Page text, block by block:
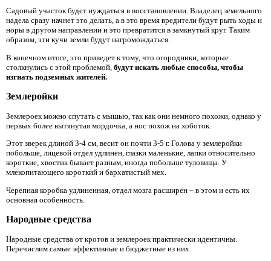
Садовый участок будет нуждаться в восстановлении. Владелец земельного
надела сразу начнет это делать, а в это время вредители будут рыть ходы и
норы в другом направлении и это превратится в замкнутый круг. Таким
образом, эти кучи земли будут нагромождаться.
В конечном итоге, это приведет к тому, что огородники, которые
столкнулись с этой проблемой, будут искать любые способы, чтобы
изгнать подземных жителей.
Землеройки
Землероек можно спутать с мышью, так как они немного похожи, однако у
первых более вытянутая мордочка, а нос похож на хоботок.
Этот зверек длиной 3-4 см, весит он почти 3-5 г. Голова у землеройки
побольше, лицевой отдел удлинен, глазки маленькие, лапки относительно
короткие, хвостик бывает разным, иногда побольше туловища. У
млекопитающего короткий и бархатистый мех.
Черепная коробка удлиненная, отдел мозга расширен – в этом и есть их
основная особенность.
Народные средства
Народные средства от кротов и землероек практически идентичны.
Перечислим самые эффективные и бюджетные из них.